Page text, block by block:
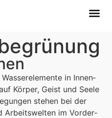
in Innen­
Körper, Geist und Seele
stehen bei der
Arbeits­welten im Vorder­